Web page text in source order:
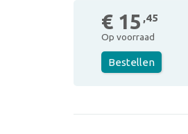
€ 15 ,45
Op voorraad
Bestellen